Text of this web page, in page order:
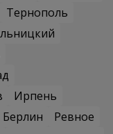
Тернополь
Ирпень
Берлин
Ревное